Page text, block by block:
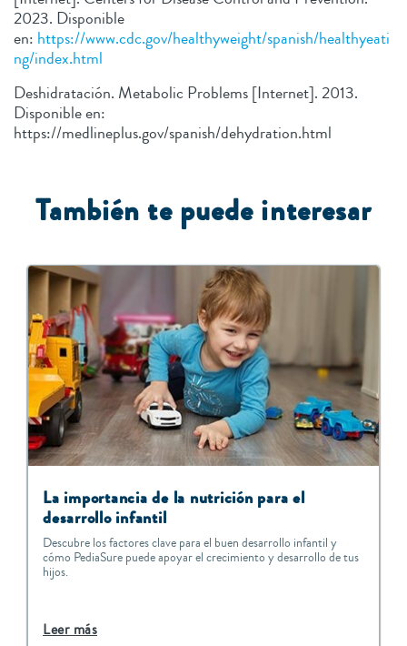
2023. Disponible
en: https://www.cdc.gov/healthyweight/spanish/healthyeati
ng/index.html
Deshidratación. Metabolic Problems [Internet]. 2013.
Disponible en:
https://medlineplus.gov/spanish/dehydration.html
También te puede interesar
La importancia de la nutrición para el
desarrollo infantil
Descubre los factores clave para el buen desarrollo infantil y
cómo PediaSure puede apoyar el crecimiento y desarrollo de tus
hijos.
Leer más